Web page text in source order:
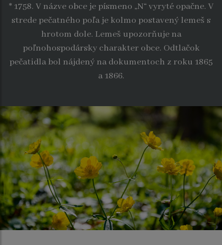
* 1758. V názve obce je písmeno „N“ vyryté opačne. V
strede pečatného poľa je kolmo postavený lemeš s
hrotom dole. Lemeš upozorňuje na
poľnohospodársky charakter obce. Odtlačok
pečatidla bol nájdený na dokumentoch z roku 1865
a 1866.